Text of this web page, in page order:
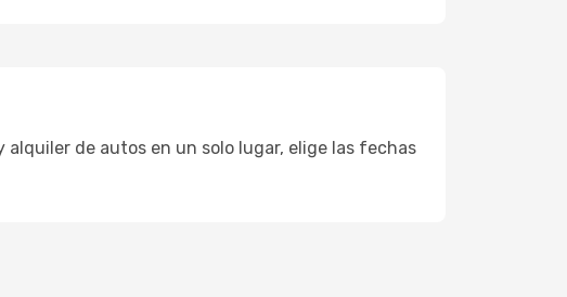
de autos en un solo lugar, elige las fechas